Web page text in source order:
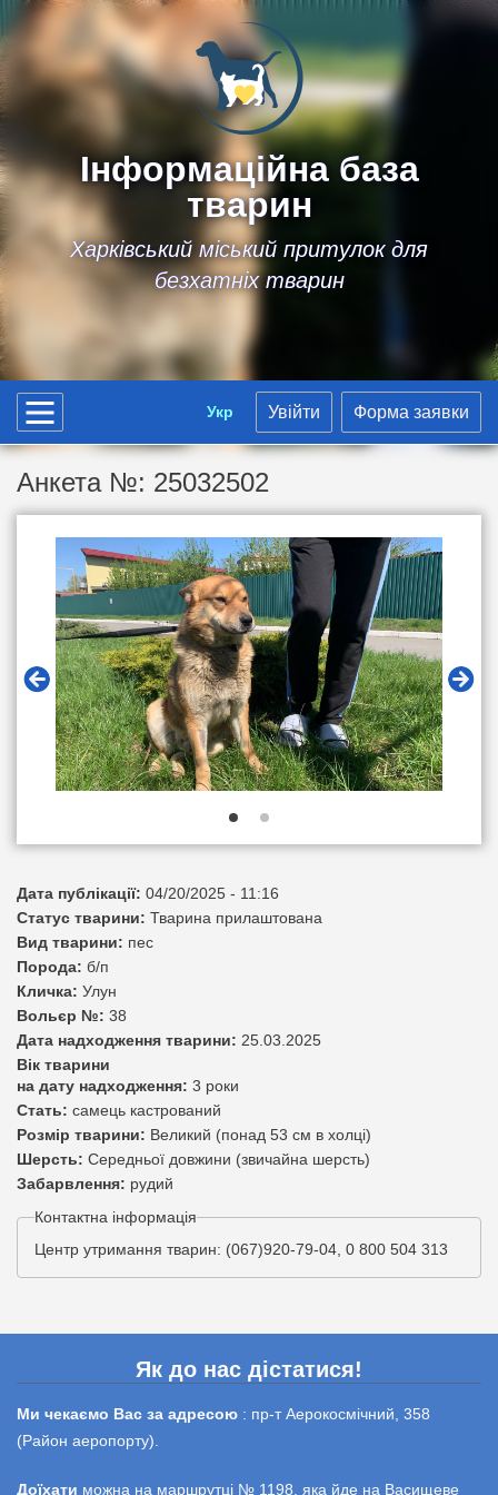
Інформаційна база
тварин
Харківський міський притулок для
безхатніх тварин
Укр Увійти Форма заявки
Анкета №: 25032502
Дата публікації: 04/20/2025 - 11:16
Статус тварини: Тварина прилаштована
Вид тварини: пес
Порода: б/п
Кличка: Улун
Вольєр №: 38
Дата надходження тварини: 25.03.2025
Вік тварини
на дату надходження: 3 роки
Стать: самець кастрований
Розмір тварини: Великий (понад 53 см в холці)
Шерсть: Середньої довжини (звичайна шерсть)
Забарвлення: рудий
Контактна інформація
Центр утримання тварин: (067)920-79-04, 0 800 504 313
Як до нас дістатися!
Ми чекаємо Вас за адресою : пр-т Аерокосмічний, 358
(Район аеропорту).
Доїхати можна на маршрутці № 1198, яка йде на Васищеве